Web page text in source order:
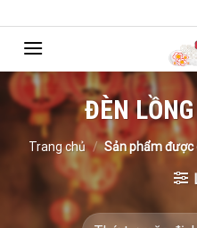
qua
dung
ĐÈN
Trang chủ / Sản phẩm được